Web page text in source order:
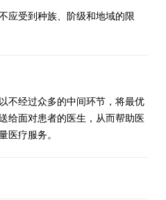
应受到种族、阶级和地域的限
不经过众多的中间环节，将最优
给面对患者的医生，从而帮助医
医疗服务。